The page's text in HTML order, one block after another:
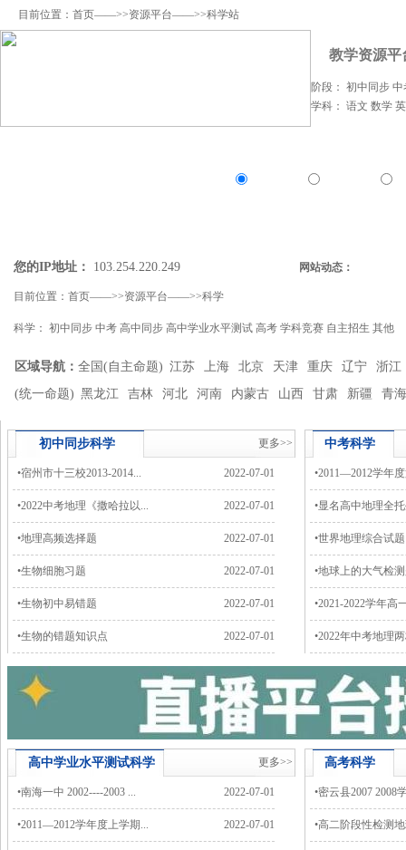
目前位置： 首页——>>资源平台——>>科学站
教学资源平
阶段： 初中同步
学科： 语文 数学
您的IP地址： 103.254.220.249 网站动态：
目前位置： 首页——>>资源平台——>>科学
科学： 初中同步 中考 高中同步 高中学业水平测试 高考 学科竞赛 自主招生 其他
区域导航： 全国(自主命题) 江苏 上海 北京 天津 重庆 辽宁
浙江
(统一命题) 黑龙江 吉林 河北 河南 内蒙古 山西 甘肃 新疆 青
初中同步科学 更多>>
2022-07-01
•宿州市十三校2013-2014...
2022-07-01
•2022中考地理《撒哈拉以...
2022-07-01
•地理高频选择题
2022-07-01
•生物细胞习题
2022-07-01
•生物初中易错题
2022-07-01
•生物的错题知识点
中考科学
•2011—2012学年
•显名高中地理全
•世界地理综合试题
•地球上的大气检
•2021-2022学年高
•2022年中考地理
高中学业水平测试科学 更多>>
2022-07-01
•南海一中 2002----2003 ...
2022-07-01
•2011—2012学年度上学期...
高考科学
•密云县2007 2008
•高二阶段性检测